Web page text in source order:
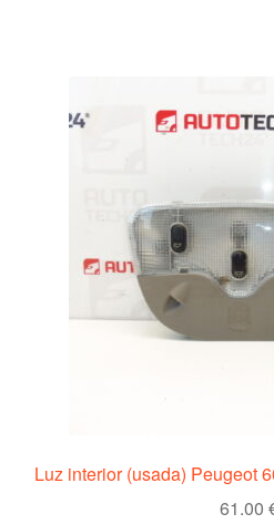
Luz interior (usada) Peugeot
61.00